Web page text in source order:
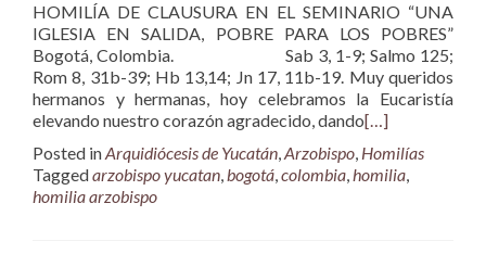
HOMILÍA DE CLAUSURA EN EL SEMINARIO “UNA
IGLESIA EN SALIDA, POBRE PARA LOS POBRES”
Bogotá, Colombia. Sab 3, 1-9; Salmo 125;
Rom 8, 31b-39; Hb 13,14; Jn 17, 11b-19. Muy queridos
hermanos y hermanas, hoy celebramos la Eucaristía
elevando nuestro corazón agradecido, dando[…]
Posted inArquidiócesis de Yucatán,Arzobispo, Homilías
Taggedarzobispo yucatan,bogotá,colombia,homilia,
homilia arzobispo